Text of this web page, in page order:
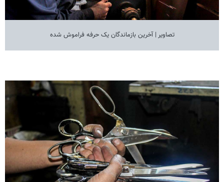
تصاویر | آخرین بازماندگان یک حرفه فراموش شده